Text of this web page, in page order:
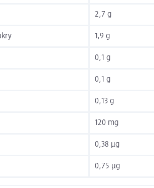
2,7 g
1,9 g
0,1 g
0,1 g
0,13 g
120 mg
0,38 µg
0,75 µg